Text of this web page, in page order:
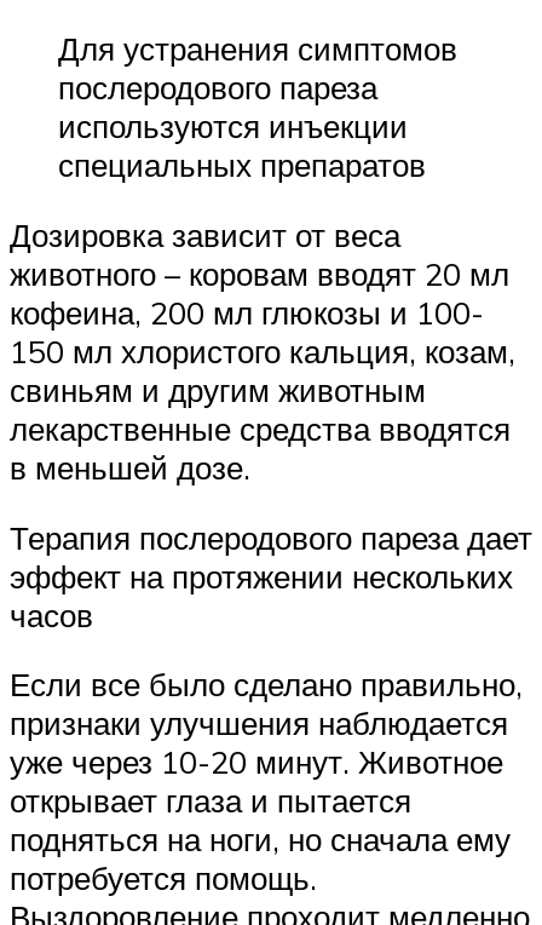
Для устранения симптомов
послеродового пареза
используются инъекции
специальных препаратов
Дозировка зависит от веса
животного – коровам вводят 20 мл
кофеина, 200 мл глюкозы и 100-
150 мл хлористого кальция, козам,
свиньям и другим животным
лекарственные средства вводятся
в меньшей дозе.
Терапия послеродового пареза дает
эффект на протяжении нескольких
часов
Если все было сделано правильно,
признаки улучшения наблюдается
уже через 10-20 минут. Животное
открывает глаза и пытается
подняться на ноги, но сначала ему
потребуется помощь.
Выздоровление проходит медленно